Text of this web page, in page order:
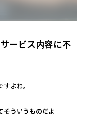
ービス内容に不
よね。
そういうものだよ